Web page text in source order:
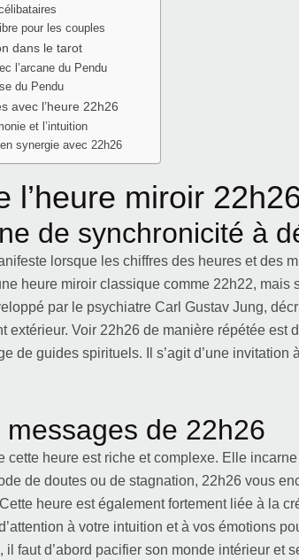
pour les couples
dans le tarot
l’arcane du Pendu
du Pendu
avec l’heure 22h26
et l’intuition
synergie avec 22h26
l’heure miroir
de synchronicité à
lorsque les chiffres des heures et des
heure miroir classique comme 22h22, mais
par le psychiatre Carl Gustav Jung,
extérieur. Voir 22h26 de manière répétée est
de guides spirituels. Il s’agit d’une invitation
de 22h26
cette heure est riche et complexe. Elle
de doutes ou de stagnation, 22h26 vous
heure est également fortement liée à la
à votre intuition et à vos émotions
faut d’abord pacifier son monde intérieur et